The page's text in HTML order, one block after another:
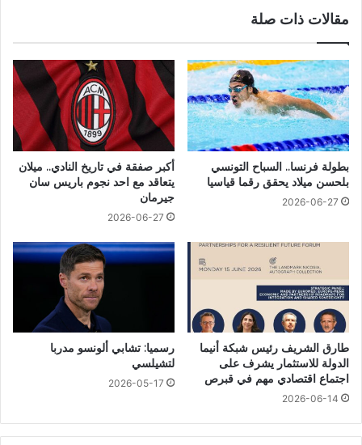
مقالات ذات صلة
بطولة فرنسا.. السباح التونسي
بلحسن ميلاد يحقق رقما قياسيا
2026-06-27
أكبر صفقة في تاريخ النادي.. ميلان
يتعاقد مع احد نجوم باريس سان
جيرمان
2026-06-27
طارق الشريف رئيس شبكة أنيما
الدولة للاستثمار يشرف على
اجتماع اقتصادي مهم في قبرص
2026-06-14
رسميا: تشابي ألونسو مدربا
لتشيلسي
2026-05-17